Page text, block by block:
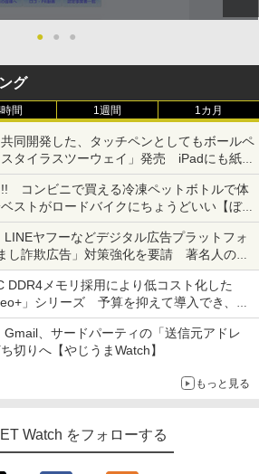
● ● ●
グ
間 1週間 1カ月
同開発した、タッチペンとしてもボールペ
タイラスツーウェイ」発売 iPadにも紙に
込める
コンビニで買える冷凍ペットボトルで体
ストがロードバイクにちょうどいい【ぼっ
14】【空いた時間でなにしてる？】
ヤフーなどデジタル広告プラットフォ
し詐欺広告」対策強化を要請 著名人の写
詐欺などへの対策として
DDR4メモリ採用により低コスト化した
」シリーズ 予算を抑えて導入でき、
グレードも可能
、サードパーティの「送信元アドレ
切りへ【やじうまWatch】
もっと見る
Watch をフォローする